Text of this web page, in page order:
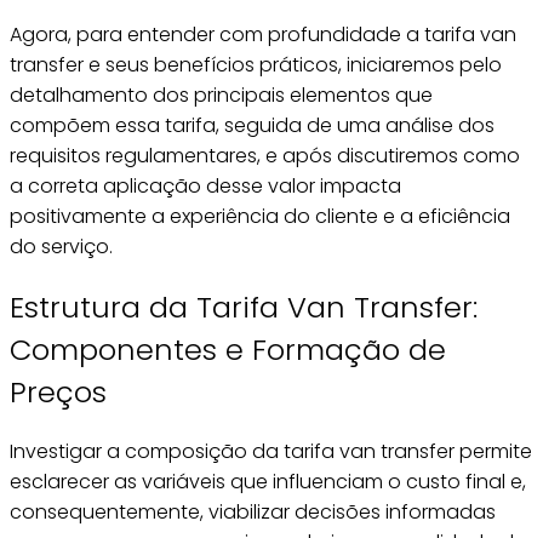
Agora, para entender com profundidade a tarifa van
transfer e seus benefícios práticos, iniciaremos pelo
detalhamento dos principais elementos que
compõem essa tarifa, seguida de uma análise dos
requisitos regulamentares, e após discutiremos como
a correta aplicação desse valor impacta
positivamente a experiência do cliente e a eficiência
do serviço.
Estrutura da Tarifa Van Transfer:
Componentes e Formação de
Preços
Investigar a composição da tarifa van transfer permite
esclarecer as variáveis que influenciam o custo final e,
consequentemente, viabilizar decisões informadas